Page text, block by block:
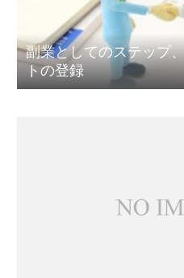
副業としてのステップ
トの登録